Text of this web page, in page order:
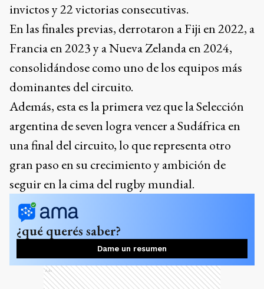
invictos y 22 victorias consecutivas.
En las finales previas, derrotaron a Fiji en 2022, a
Francia en 2023 y a Nueva Zelanda en 2024,
consolidándose como uno de los equipos más
dominantes del circuito.
Además, esta es la primera vez que la Selección
argentina de seven logra vencer a Sudáfrica en
una final del circuito, lo que representa otro
gran paso en su crecimiento y ambición de
seguir en la cima del rugby mundial.
¿qué querés saber?
Dame un resumen
Ads